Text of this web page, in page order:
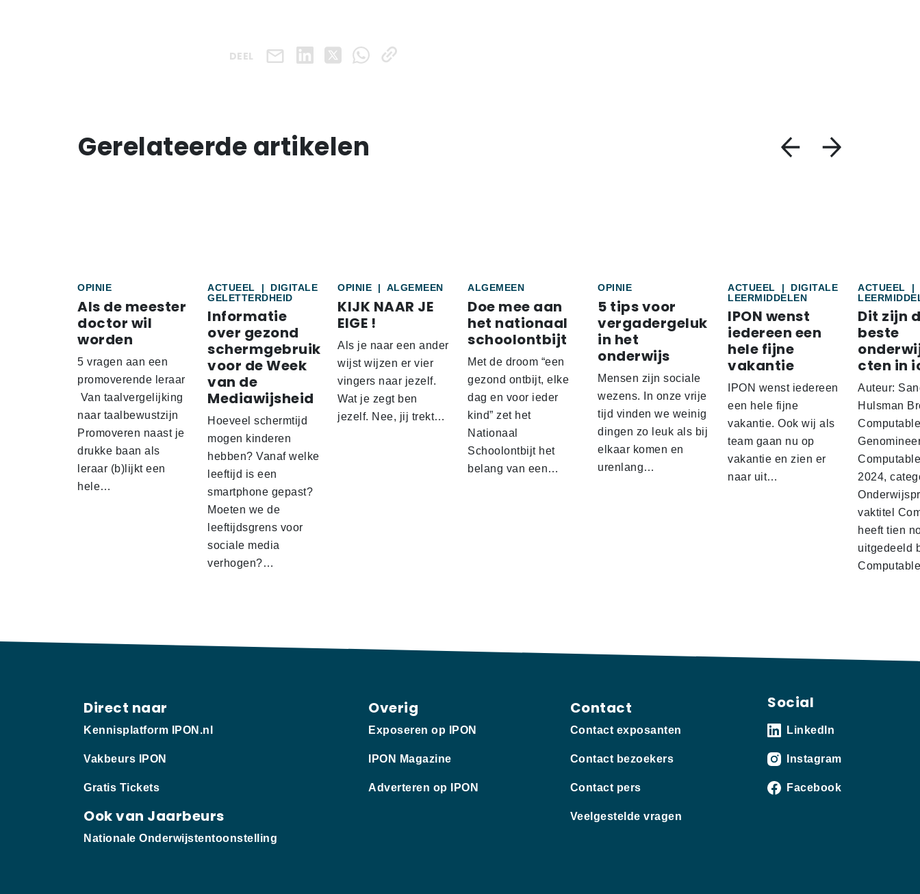
DEEL
Gerelateerde artikelen
OPINIE
Als de meester
doctor wil
worden
5 vragen aan een
promoverende leraar
Van taalvergelijking
naar taalbewustzijn
Promoveren naast je
drukke baan als
leraar (b)lijkt een
hele…
ACTUEEL |
DIGITALE
GELETTERDHEID
Informatie
over gezond
schermgebruik
voor de Week
van de
Mediawijsheid
Hoeveel schermtijd
mogen kinderen
hebben? Vanaf welke
leeftijd is een
smartphone gepast?
Moeten we de
leeftijdsgrens voor
sociale media
verhogen?…
OPINIE | ALGEMEEN
KIJK NAAR JE
EIGE !
Als je naar een ander
wijst wijzen er vier
vingers naar jezelf.
Wat je zegt ben
jezelf. Nee, jij trekt…
ALGEMEEN
Doe mee aan
het nationaal
schoolontbijt
Met de droom “een
gezond ontbijt, elke
dag en voor ieder
kind” zet het
Nationaal
Schoolontbijt het
belang van een…
OPINIE
5 tips voor
vergadergeluk
in het
onderwijs
Mensen zijn sociale
wezens. In onze vrije
tijd vinden we weinig
dingen zo leuk als bij
elkaar komen en
urenlang…
ACTUEEL |
DIGITALE
LEERMIDDELEN
IPON wenst
iedereen een
hele fijne
vakantie
IPON wenst iedereen
een hele fijne
vakantie. Ook wij als
team gaan nu op
vakantie en zien er
naar uit…
ACTUEEL
|
Dit zijn
beste
cten in
Auteur:
Hulsman
Computable
2024,
vaktitel
heeft tien
uitgedeeld
Direct naar
Kennisplatform IPON.nl
Vakbeurs IPON
Gratis Tickets
Ook van Jaarbeurs
Nationale Onderwijstentoonstelling
Overig
Exposeren op IPON
IPON Magazine
Adverteren op IPON
Contact
Contact exposanten
Contact bezoekers
Contact pers
Veelgestelde vragen
Social
LinkedIn
Instagram
Facebook